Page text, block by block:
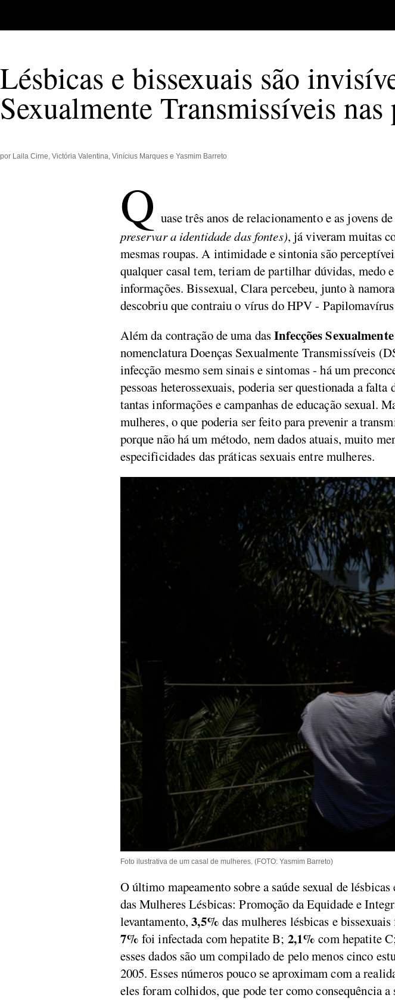
Lésbicas e bissexuais são
Sexualmente Transmissíveis nas
por Laila Cirne, Victória Valentina, Vinícius Marques e Yasmim Barreto
Q uase três anos de relacionamento e as jovens
preservar a identidade das fontes), já viveram muitas
mesmas roupas. A intimidade e sintonia são
qualquer casal tem, teriam de partilhar dúvidas, medo
informações. Bissexual, Clara percebeu, junto à
descobriu que contraiu o vírus do HPV -
Além da contração de uma dasInfecções
nomenclatura Doenças Sexualmente Transmissíveis
infecção mesmo sem sinais e sintomas - há um
pessoas heterossexuais, poderia ser questionada a
tantas informações e campanhas de educação sexual.
mulheres, o que poderia ser feito para prevenir a
porque não há um método, nem dados atuais, muito
especificidades das práticas sexuais entre mulheres.
Foto ilustrativa de um casal de mulheres. (FOTO: Yasmim Barreto)
O último mapeamento sobre a saúde sexual de
das Mulheres Lésbicas: Promoção da Equidade e
levantamento, 3,5% das mulheres lésbicas e
7% foi infectada com hepatite B; 2,1% com hepatite
esses dados são um compilado de pelo menos cinco
2005. Esses números pouco se aproximam com a
eles foram colhidos, que pode ter como consequência